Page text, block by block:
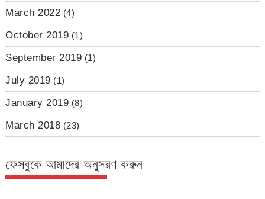
March 2022 (4)
October 2019 (1)
September 2019 (1)
July 2019 (1)
January 2019 (8)
March 2018 (23)
ফেসবুকে আমাদের অনুসরণ করুন